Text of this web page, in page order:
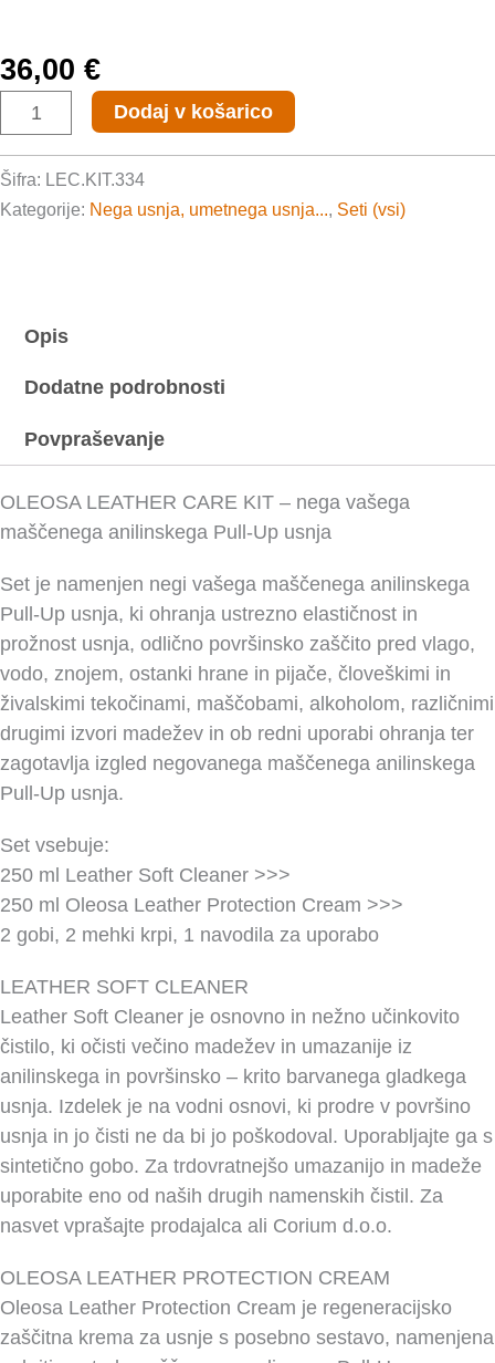
36,00 €
Oleosa
Leather
Dodaj v košarico
Šifra: LEC.KIT.334
Kategorije: Nega usnja, umetnega usnja..., Seti (vsi)
Opis
Dodatne podrobnosti
Povpraševanje
OLEOSA LEATHER CARE KIT – nega vašega
maščenega anilinskega Pull-Up usnja
Set je namenjen negi vašega maščenega anilinskega
Pull-Up usnja, ki ohranja ustrezno elastičnost in
prožnost usnja, odlično površinsko zaščito pred vlago,
vodo, znojem, ostanki hrane in pijače, človeškimi in
živalskimi tekočinami, maščobami, alkoholom, različnimi
drugimi izvori madežev in ob redni uporabi ohranja ter
zagotavlja izgled negovanega maščenega anilinskega
Pull-Up usnja.
Set vsebuje:
250 ml Leather Soft Cleaner >>>
250 ml Oleosa Leather Protection Cream >>>
2 gobi, 2 mehki krpi, 1 navodila za uporabo
LEATHER SOFT CLEANER
Leather Soft Cleaner je osnovno in nežno učinkovito
čistilo, ki očisti večino madežev in umazanije iz
anilinskega in površinsko – krito barvanega gladkega
usnja. Izdelek je na vodni osnovi, ki prodre v površino
usnja in jo čisti ne da bi jo poškodoval. Uporabljajte ga s
sintetično gobo. Za trdovratnejšo umazanijo in madeže
uporabite eno od naših drugih namenskih čistil. Za
nasvet vprašajte prodajalca ali Corium d.o.o.
OLEOSA LEATHER PROTECTION CREAM
Oleosa Leather Protection Cream je regeneracijsko
zaščitna krema za usnje s posebno sestavo, namenjena